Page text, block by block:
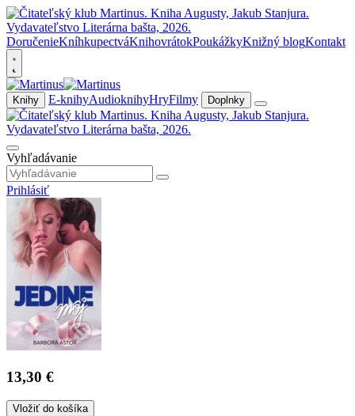
DoručenieKníhkupectváKnihovrátokPoukážkyKnižný blogKontakt
Knihy E-knihyAudioknihyHryFilmy Doplnky
Vyhľadávanie
Prihlásiť
13,30 €
Vložiť do košíka